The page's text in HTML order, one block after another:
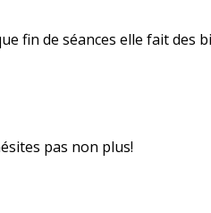
fin de séances elle fait des
pas non plus!